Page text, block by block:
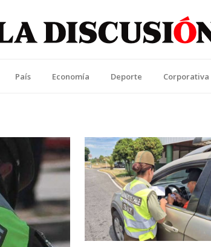
País Economía Deporte Corporativa